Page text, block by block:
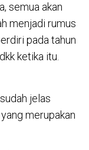
semua akan
menjadi rumus
pada tahun
ketika itu.
jelas
merupakan